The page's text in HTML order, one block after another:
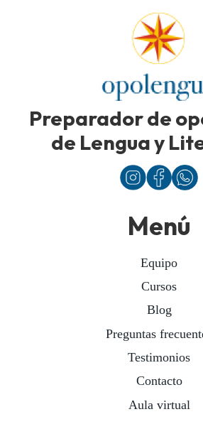
Preparador de
de Lengua y
Menú
Equipo
Cursos
Blog
Preguntas
Testimonios
Contacto
Aula virtual